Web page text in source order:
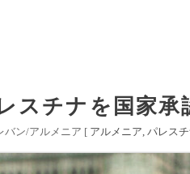
スチナを国家承
バン/アルメニア [ アルメニア パレス